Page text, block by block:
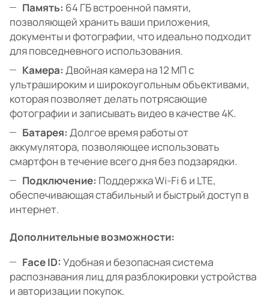
Память: 64 ГБ встроенной памяти,
позволяющей хранить ваши приложения,
документы и фотографии, что идеально подходит
для повседневного использования.
Камера: Двойная камера на 12 МП с
ультрашироким и широкоугольным объективами,
которая позволяет делать потрясающие
фотографии и записывать видео в качестве 4K.
Батарея: Долгое время работы от
аккумулятора, позволяющее использовать
смартфон в течение всего дня без подзарядки.
Подключение: Поддержка Wi-Fi 6 и LTE,
обеспечивающая стабильный и быстрый доступ в
интернет.
Дополнительные возможности:
Face ID: Удобная и безопасная система
распознавания лиц для разблокировки устройства
и авторизации покупок.